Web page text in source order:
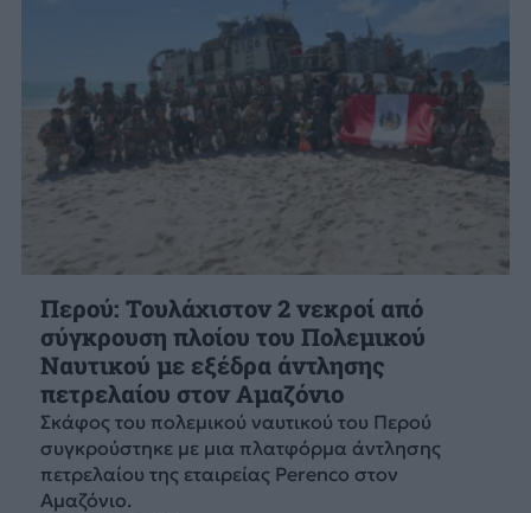
Περού: Τουλάχιστον 2 νεκροί από
σύγκρουση πλοίου του Πολεμικού
Ναυτικού με εξέδρα άντλησης
πετρελαίου στον Αμαζόνιο
Σκάφος του πολεμικού ναυτικού του Περού
συγκρούστηκε με μια πλατφόρμα άντλησης
πετρελαίου της εταιρείας Perenco στον
Αμαζόνιο.